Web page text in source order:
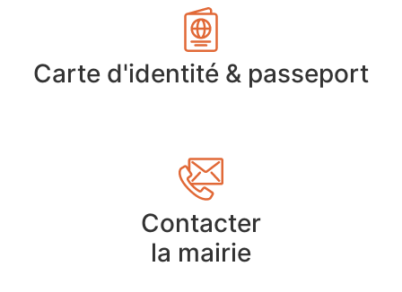
Carte d'identité & passeport
Contacter
la mairie